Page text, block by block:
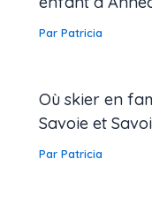
ParPatricia
Où skier en
Savoie et
ParPatricia